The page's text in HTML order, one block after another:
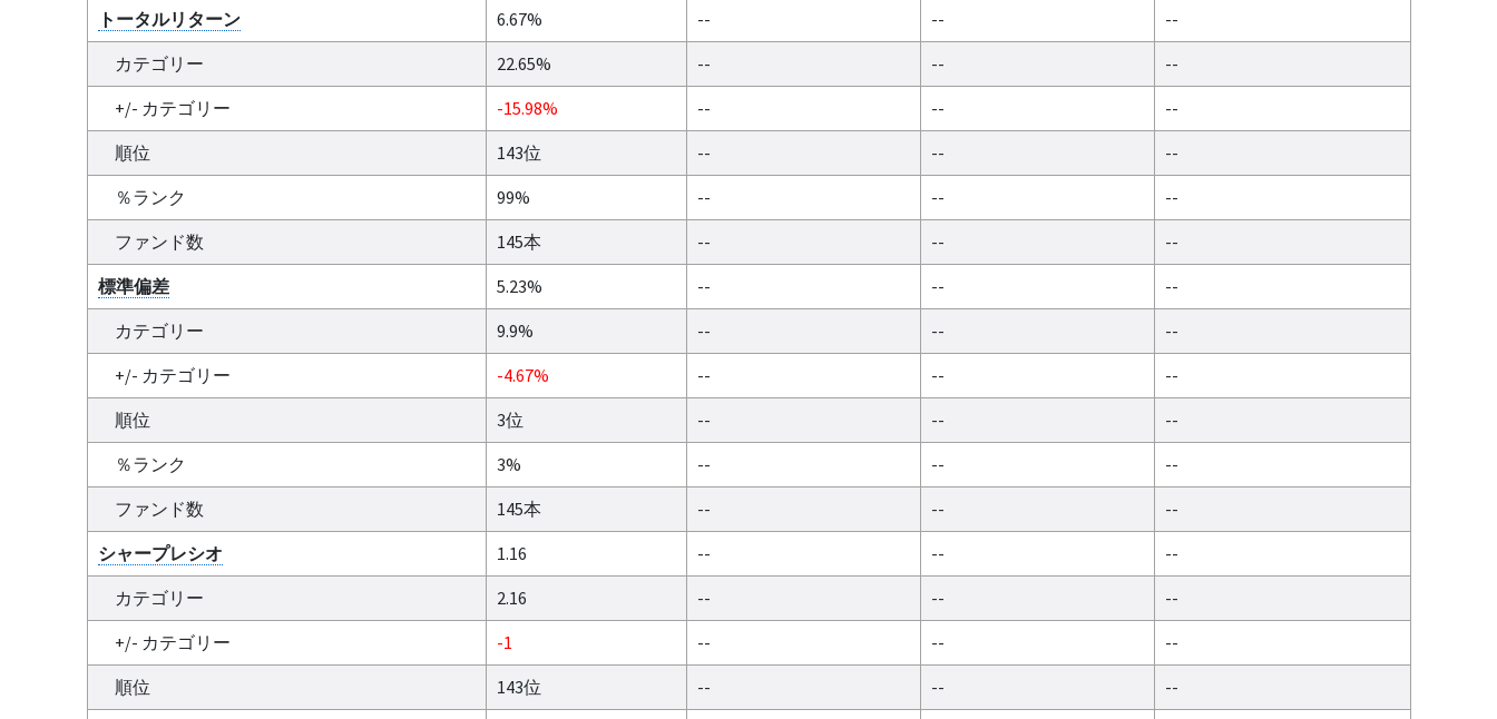
トータルリターン
6.67% -- --
--
カテゴリー
22.65% -- --
--
+/- カテゴリー
-15.98% -- --
--
順位
143位 -- --
--
％ランク
99% -- --
--
ファンド数
145本 -- --
--
標準偏差
5.23% -- --
--
カテゴリー
9.9% -- --
--
+/- カテゴリー
-4.67% -- --
--
順位
3位 -- --
--
％ランク
3% -- --
--
ファンド数
145本 -- --
--
シャープレシオ
1.16 -- --
--
カテゴリー
2.16 -- --
--
+/- カテゴリー
-1 -- --
--
順位
143位 -- --
--